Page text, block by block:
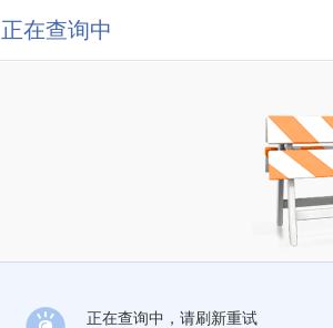
正在查询中
正在查询中，请刷新重试